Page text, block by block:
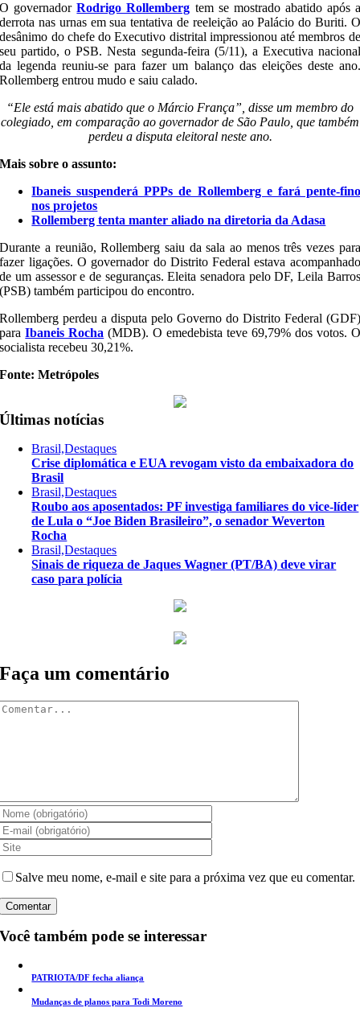
O governadorRodrigo Rollemberg tem se mostrado abatido após a
derrota nas urnas em sua tentativa de reeleição ao Palácio do Buriti. O
desânimo do chefe do Executivo distrital impressionou até membros de
seu partido, o PSB. Nesta segunda-feira (5/11), a Executiva nacional
da legenda reuniu-se para fazer um balanço das eleições deste ano.
Rollemberg entrou mudo e saiu calado.
“Ele está mais abatido que o Márcio França”, disse um membro do
colegiado, em comparação ao governador de São Paulo, que também
perdeu a disputa eleitoral neste ano.
Mais sobre o assunto:
Ibaneis suspenderá PPPs de Rollemberg e fará pente-fino
nos projetos
Rollemberg tenta manter aliado na diretoria da Adasa
Durante a reunião, Rollemberg saiu da sala ao menos três vezes para
fazer ligações. O governador do Distrito Federal estava acompanhado
de um assessor e de seguranças. Eleita senadora pelo DF, Leila Barros
(PSB) também participou do encontro.
Rollemberg perdeu a disputa pelo Governo do Distrito Federal (GDF)
paraIbaneis Rocha (MDB). O emedebista teve 69,79% dos votos. O
socialista recebeu 30,21%.
Fonte: Metrópoles
Últimas notícias
Brasil,Destaques
Crise diplomática e EUA revogam visto da embaixadora do
Brasil
Brasil,Destaques
Roubo aos aposentados: PF investiga familiares do vice-líder
de Lula o “Joe Biden Brasileiro”, o senador Weverton
Rocha
Brasil,Destaques
Sinais de riqueza de Jaques Wagner (PT/BA) deve virar
caso para polícia
Faça um comentário
Salve meu nome, e-mail e site para a próxima vez que eu comentar.
Você também pode se interessar
PATRIOTA/DF fecha aliança
Mudanças de planos para Todi Moreno